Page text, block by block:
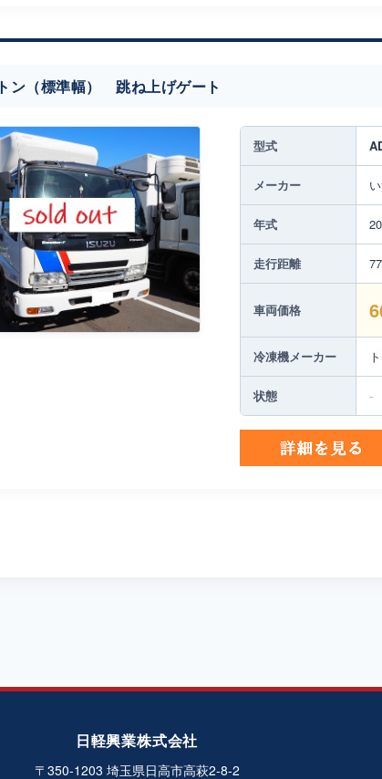
ン（標準幅） 跳ね上げゲート
型式
メーカー い
年式
走行距離
車両価格
冷凍機メーカー
状態 -
日軽興業株式会社
〒350-1203 埼玉県日高市高萩2-8-2